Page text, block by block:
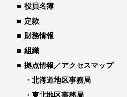
役員名簿
定款
財務情報
組織
拠点情報／アクセスマップ
北海道地区事務局
東北地区事務局